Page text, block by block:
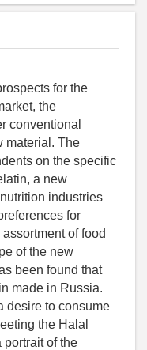
for the
the
conventional
material. The
on the specific
a new
industries
for
of food
of the new
been found that
made in Russia.
desire to consume
the Halal
portrait of the